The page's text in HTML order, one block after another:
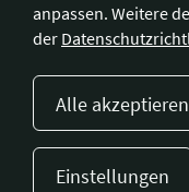
anpassen. Weitere
der
Alle akzeptieren
Einstellungen
Telefon:
Fax:
+49 228 92 39 29-9
E-Mail:bonn@hotellerie.de
Wegbeschreibung
Presse Kontakt